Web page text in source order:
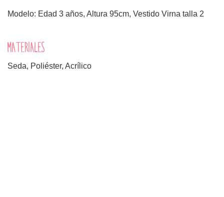
Modelo: Edad 3 años, Altura 95cm, Vestido Virna talla 2
MATERIALES
Seda, Poliéster, Acrílico